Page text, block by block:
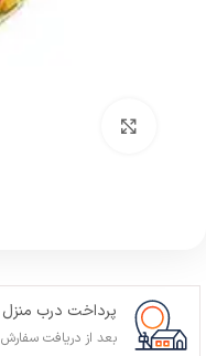
پرداخت درب منزل
بعد از دریافت سفارش